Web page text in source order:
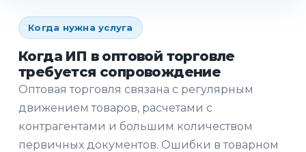
Когда нужна услуга
Когда ИП в оптовой торговле
требуется сопровождение
Оптовая торговля связана с регулярным
движением товаров, расчетами с
контрагентами и большим количеством
первичных документов. Ошибки в товарном